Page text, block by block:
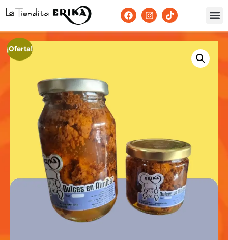
¡Oferta!